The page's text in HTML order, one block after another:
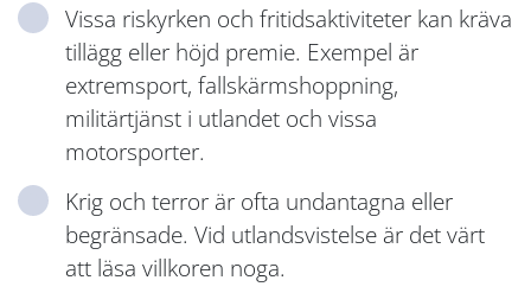
Vissa riskyrken och fritidsaktiviteter kan kräva
tillägg eller höjd premie. Exempel är
extremsport, fallskärmshoppning,
militärtjänst i utlandet och vissa
motorsporter.
Krig och terror är ofta undantagna eller
begränsade. Vid utlandsvistelse är det värt
att läsa villkoren noga.